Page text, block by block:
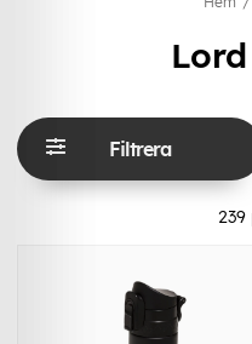
Filtrera
239